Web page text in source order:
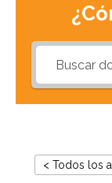
< Todos los